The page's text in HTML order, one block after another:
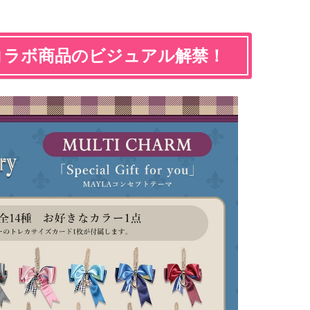
ボ商品のビジュアル解禁！